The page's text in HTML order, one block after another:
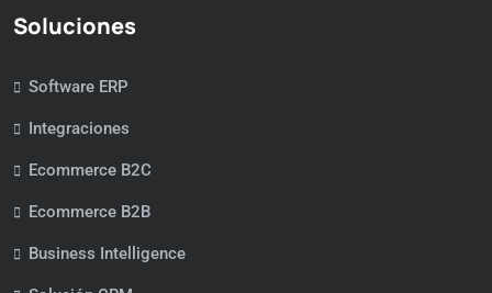
Soluciones
Software ERP
Integraciones
Ecommerce B2C
Ecommerce B2B
Business Intelligence